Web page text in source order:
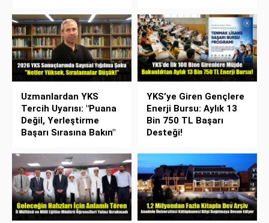
Uzmanlardan YKS
Tercih Uyarısı: "Puana
Değil, Yerleştirme
Başarı Sırasına Bakın"
YKS’ye Giren Gençlere
Enerji Bursu: Aylık 13
Bin 750 TL Başarı
Desteği!